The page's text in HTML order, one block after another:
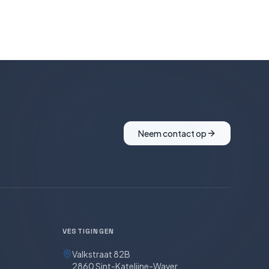
Neem contact op
VESTIGINGEN
Valkstraat 82B
2860 Sint-Katelijne-Waver